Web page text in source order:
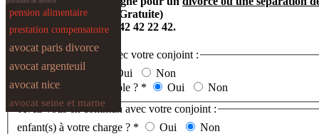
pension alimentaire
prestation compensatoire
avocat paris divorce
avocat argenteuil
avocat nice
avocat seine et marne
(Réponse Immédiate et Gratuite)
ou par téléphone au01 42 42 22 42.
Etes-vous d’accord avec votre conjoint :
Pour divorcer ?
Oui
Non
Pour divorcer à l’amiable ? * Oui
Non
Avez-vous en commun avec votre conjoint :
enfant(s) à votre charge ? * Oui
Non